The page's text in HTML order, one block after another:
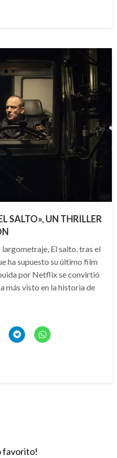
SALTO», UN THRILLER
El salto, tras el
ha supuesto su último film
por Netflix se convirtió
más visto en la historia de
favorito!